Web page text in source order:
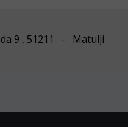
9 , 51211 - Matulji